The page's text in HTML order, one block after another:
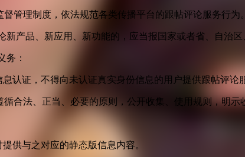
管理制度，依法规范各类传播平台的跟帖评论服务行为
产品、新应用、新功能的，应当报国家或者省、自治
务：
认证，不得向未认证真实身份信息的用户提供跟帖评论
合法、正当、必要的原则，公开收集、使用规则，明
供与之对应的静态版信息内容。